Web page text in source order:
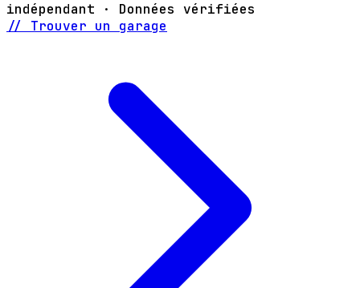
indépendant · Données vérifiées
// Trouver un garage